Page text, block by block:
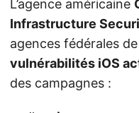
L’agence américaine
Infrastructure
agences fédérales
vulnérabilités iOS
des campagnes :